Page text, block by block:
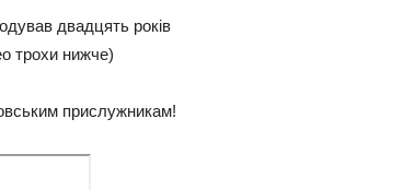
двадцять років
трохи нижче)
прислужникам!